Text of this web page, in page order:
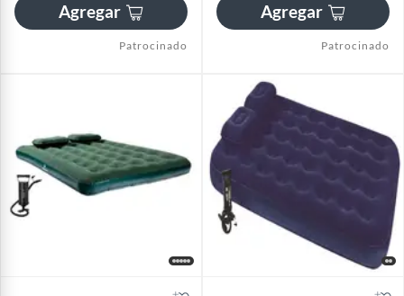
Agregar
Patrocinado
Agregar
Patrocinado